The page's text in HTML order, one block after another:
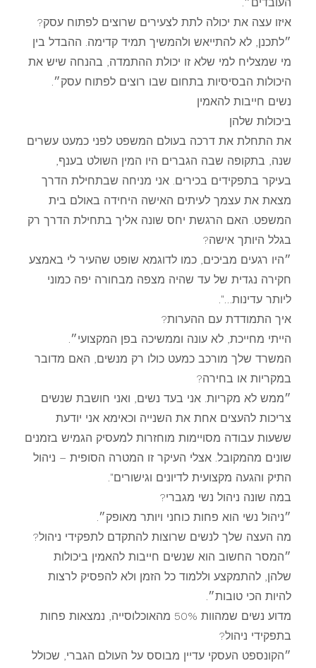
איזו עצה את יכולה לתת לצעירים שרוצים לפתוח עסק?
״לתכנן, לא להתייאש ולהמשיך תמיד קדימה. ההבדל בין
מי שמצליח למי שלא זו יכולת ההתמדה, בהנחה שיש את
היכולות הבסיסיות בתחום שבו רוצים לפתוח עסק״.
נשים חייבות להאמין
ביכולות שלהן
את התחלת את דרכה בעולם המשפט לפני כמעט עשרים
שנה, בתקופה שבה הגברים היו המין השולט בענף,
בעיקר בתפקידים בכירים. אני מניחה שבתחילת הדרך
מצאת את עצמך לעיתים האישה היחידה באולם בית
המשפט. האם הרגשת יחס שונה אליך בתחילת הדרך רק
בגלל היותך אישה?
״היו רגעים מביכים, כמו לדוגמא שופט שהעיר לי באמצע
חקירה נגדית של עד שהיה מצפה מבחורה יפה כמוני
ליותר עדינות…".
איך התמודדת עם ההערות?
הייתי מחייכת, לא עונה וממשיכה בפן המקצועי״.
המשרד שלך מורכב כמעט כולו רק מנשים, האם מדובר
במקריות או בחירה?
״ממש לא מקריות. אני בעד נשים, ואני חושבת שנשים
צריכות להעצים אחת את השנייה וכאימא אני יודעת
ששעות עבודה מסויימות מוחזרות למעסיק הגמיש בזמנים
שונים מהמקובל. אצלי העיקר זו המטרה הסופית – ניהול
התיק והגעה מקצועית לדיונים וגישורים".
במה שונה ניהול נשי מגברי?
״ניהול נשי הוא פחות כוחני ויותר מאופק״.
מה העצה שלך לנשים שרוצות להתקדם לתפקידי ניהול?
״המסר החשוב הוא שנשים חייבות להאמין ביכולות
שלהן, להתמקצע וללמוד כל הזמן ולא להפסיק לרצות
להיות הכי טובות״.
מדוע נשים שמהוות 50% מהאוכלוסייה, נמצאות פחות
בתפקידי ניהול?
״הקונספט העסקי עדיין מבוסס על העולם הגברי, שכולל